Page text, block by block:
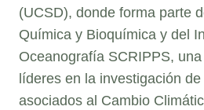
(UCSD), donde forma parte
Química y Bioquímica y del
Oceanografía SCRIPPS,
líderes en la investigación
asociados al Cambio